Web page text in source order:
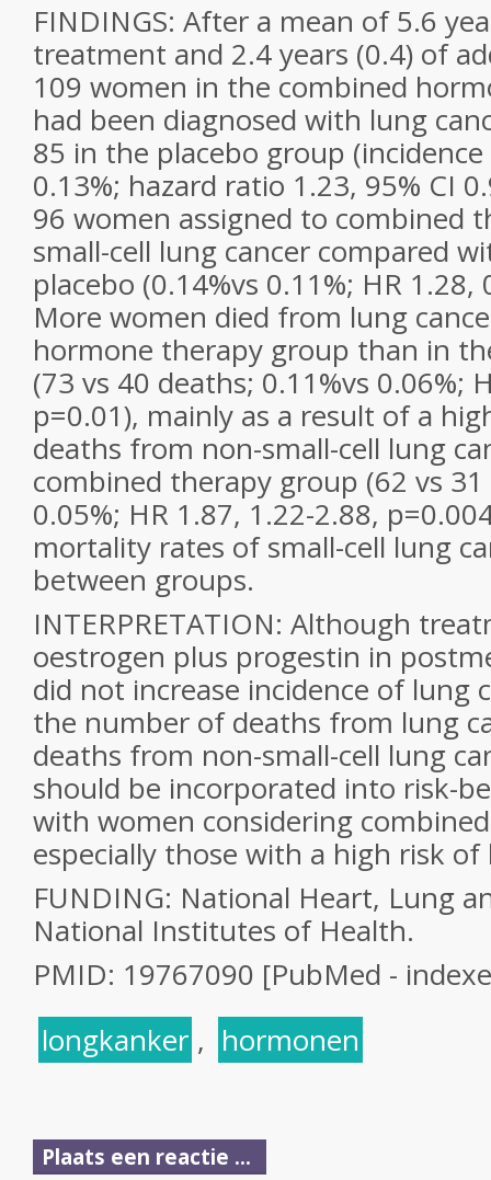
FINDINGS: After a mean of 5.6
treatment and 2.4 years (0.4) of
109 women in the combined
had been diagnosed with lung
85 in the placebo group
0.13%; hazard ratio 1.23, 95% CI
96 women assigned to combined
small-cell lung cancer compared
placebo (0.14%vs 0.11%; HR 1.28,
More women died from lung
hormone therapy group than in
(73 vs 40 deaths; 0.11%vs 0.06%;
p=0.01), mainly as a result of a
deaths from non-small-cell lung
combined therapy group (62 vs 31
0.05%; HR 1.87, 1.22-2.88,
mortality rates of small-cell lung
between groups.
INTERPRETATION: Although
oestrogen plus progestin in
did not increase incidence of lung
the number of deaths from lung
deaths from non-small-cell lung
should be incorporated into risk-
with women considering
especially those with a high risk of
FUNDING: National Heart, Lung
National Institutes of Health.
PMID: 19767090 [PubMed -
longkanker , hormonen
Plaats een reactie ...